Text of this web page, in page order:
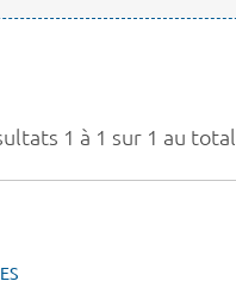
1 à 1 sur 1 au total